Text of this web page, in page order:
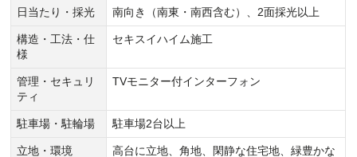
日当たり・採光 南向き（南東・南西含む）、2面採光以上
構造・工法・仕
様
セキスイハイム施工
管理・セキュリ
ティ
TVモニター付インターフォン
駐車場・駐輪場 駐車場2台以上
立地・環境
高台に立地、角地、閑静な住宅地、緑豊かな